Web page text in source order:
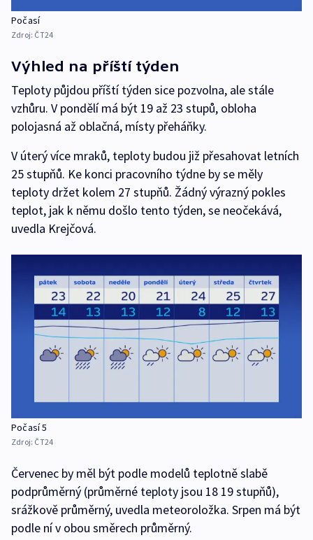
Počasí
Zdroj: ČT24
Výhled na příští týden
Teploty půjdou příští týden sice pozvolna, ale stále
vzhůru. V pondělí má být 19 až 23 stupů, obloha
polojasná až oblačná, místy přeháňky.
V úterý více mraků, teploty budou již přesahovat letních
25 stupňů. Ke konci pracovního týdne by se měly
teploty držet kolem 27 stupňů. Žádný výrazný pokles
teplot, jak k němu došlo tento týden, se neočekává,
uvedla Krejčová.
Počasí 5
Zdroj: ČT24
Červenec by měl být podle modelů teplotně slabě
podprůměrný (průměrné teploty jsou 18 19 stupňů),
srážkově průměrný, uvedla meteoroložka. Srpen má být
podle ní v obou směrech průměrný.